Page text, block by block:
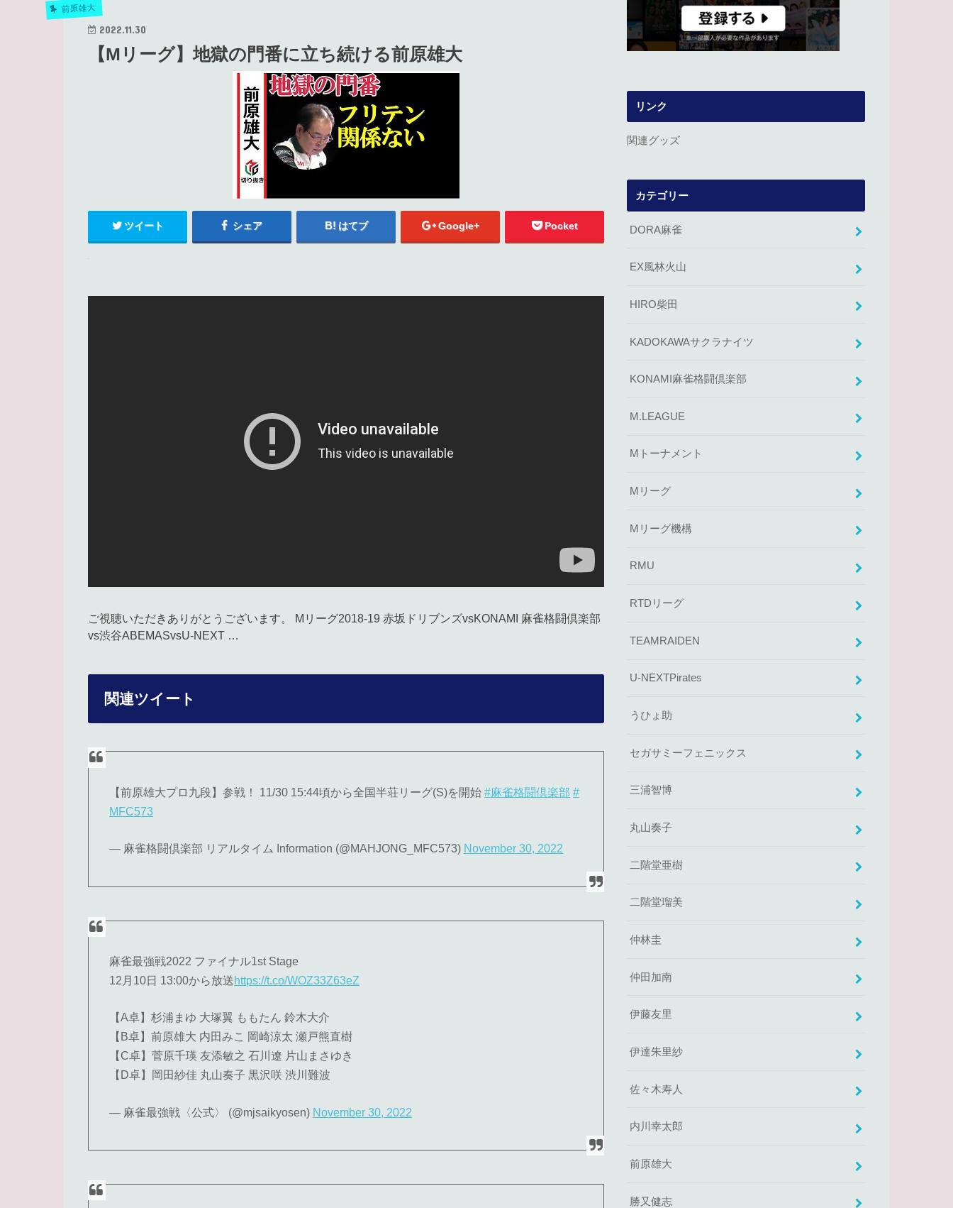
前原雄大
2022.11.30
【Mリーグ】地獄の門番に立ち続ける前原雄大
ツイート シェア はてブ Google+ Pocket
ご視聴いただきありがとうございます。 Mリーグ2018-19 赤坂ドリブンズvsKONAMI 麻雀格闘倶楽部
vs渋谷ABEMASvsU-NEXT …
関連ツイート
【前原雄大プロ九段】参戦！ 11/30 15:44頃から全国半荘リーグ(S)を開始#麻雀格闘倶楽部 #
MFC573
— 麻雀格闘倶楽部 リアルタイム Information (@MAHJONG_MFC573) November 30, 2022
麻雀最強戦2022 ファイナル1st Stage
12月10日 13:00から放送 https://t.co/WOZ33Z63eZ
【A卓】杉浦まゆ 大塚翼 ももたん 鈴木大介
【B卓】前原雄大 内田みこ 岡崎涼太 瀬戸熊直樹
【C卓】菅原千瑛 友添敏之 石川遼 片山まさゆき
【D卓】岡田紗佳 丸山奏子 黒沢咲 渋川難波
— 麻雀最強戦〈公式〉 (@mjsaikyosen) November 30, 2022
リンク
関連グッズ
カテゴリー
DORA麻雀
EX風林火山
HIRO柴田
KADOKAWAサクラナイツ
KONAMI麻雀格闘倶楽部
M.LEAGUE
Mトーナメント
Mリーグ
Mリーグ機構
RMU
RTDリーグ
TEAMRAIDEN
U-NEXTPirates
うひょ助
セガサミーフェニックス
三浦智博
丸山奏子
二階堂亜樹
二階堂瑠美
仲林圭
仲田加南
伊藤友里
伊達朱里紗
佐々木寿人
内川幸太郎
前原雄大
勝又健志